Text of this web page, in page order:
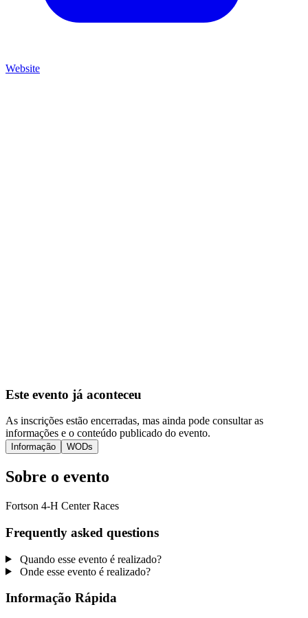
Website
Este evento já aconteceu
As inscrições estão encerradas, mas ainda pode consultar as
informações e o conteúdo publicado do evento.
Informação WODs
Sobre o evento
Fortson 4-H Center Races
Frequently asked questions
Quando esse evento é realizado?
Onde esse evento é realizado?
Informação Rápida